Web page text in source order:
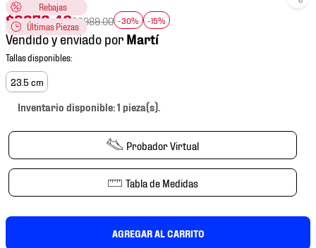
Rebajas
Últimas Piezas
$2373.46$3989.00 -30% -15%
Vendido y enviado por
23.5 cm
Inventario disponible: 1 pieza(s).
Probador Virtual
Tabla de Medidas
AGREGAR AL CARRITO
2.
tenis hombre
3.
tenis
4.
jersey
5.
tenis futbol
6.
mochila
7.
chivas
8.
mochilas